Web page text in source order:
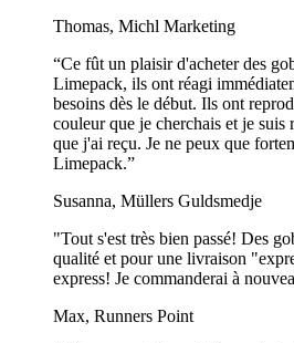
Thomas, Michl Marketing
“Ce fût un plaisir d'acheter des
Limepack, ils ont réagi
besoins dès le début. Ils ont
couleur que je cherchais et je suis
que j'ai reçu. Je ne peux que
Limepack.”
Susanna, Müllers Guldsmedje
"Tout s'est très bien passé! Des
qualité et pour une livraison
express! Je commanderai à
Max, Runners Point